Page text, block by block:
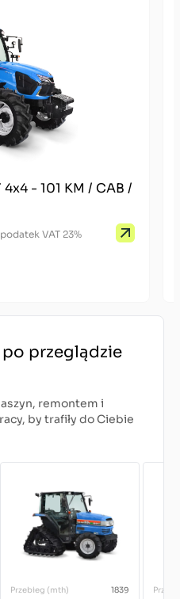
4x4 - 101 KM / CAB /
VAT 23%
po przeglądzie
remontem i
by trafiły do Ciebie
Przebieg (mth)
1839